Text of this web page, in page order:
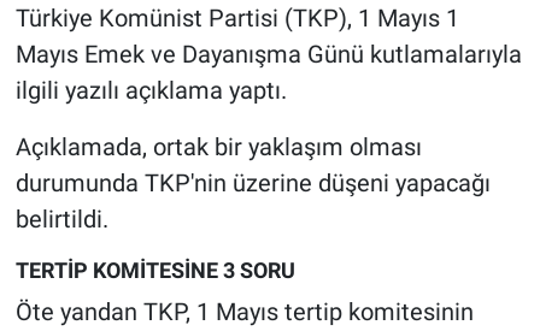
Türkiye Komünist Partisi (TKP), 1 Mayıs 1
Mayıs Emek ve Dayanışma Günü kutlamalarıyla
ilgili yazılı açıklama yaptı.
Açıklamada, ortak bir yaklaşım olması
durumunda TKP'nin üzerine düşeni yapacağı
belirtildi.
TERTİP KOMİTESİNE 3 SORU
Öte yandan TKP, 1 Mayıs tertip komitesinin
Gündem Özel
Haber
Kimdir